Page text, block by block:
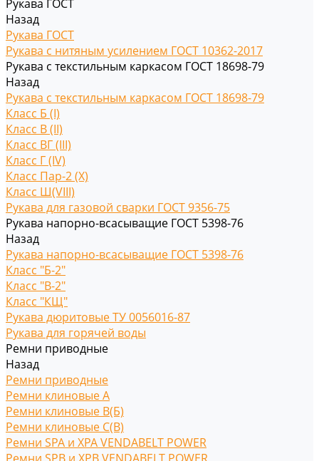
Рукава ГОСТ
Назад
Рукава ГОСТ
Рукава с нитяным усилением ГОСТ 10362-2017
Рукава с текстильным каркасом ГОСТ 18698-79
Назад
Рукава с текстильным каркасом ГОСТ 18698-79
Класс Б (I)
Класс В (II)
Класс ВГ (III)
Класс Г (IV)
Класс Пар-2 (X)
Класс Ш(VIII)
Рукава для газовой сварки ГОСТ 9356-75
Рукава напорно-всасыващие ГОСТ 5398-76
Назад
Рукава напорно-всасыващие ГОСТ 5398-76
Класс "Б-2"
Класс "В-2"
Класс "КЩ"
Рукава дюритовые ТУ 0056016-87
Рукава для горячей воды
Ремни приводные
Назад
Ремни приводные
Ремни клиновые A
Ремни клиновые В(Б)
Ремни клиновые С(B)
Ремни SPA и XPA VENDABELT POWER